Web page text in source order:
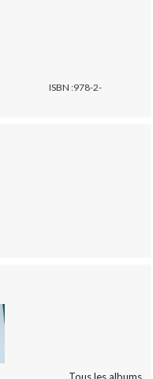
ISBN :978-2-
Tous les albums